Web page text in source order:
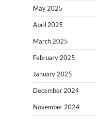
May 2025
April 2025
March 2025
February 2025
January 2025
December 2024
November 2024